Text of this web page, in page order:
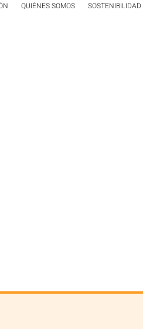
QUIÉNES SOMOS SOSTENIBILIDAD